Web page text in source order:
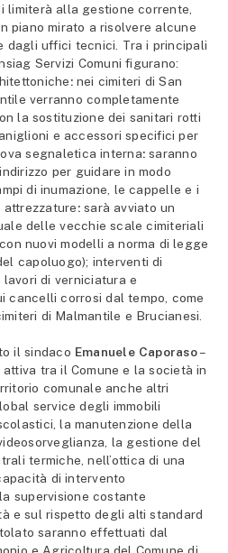
limiterà alla gestione corrente,
piano mirato a risolvere alcune
dagli uffici tecnici. Tra i principali
Servizi Comuni figurano:
:nei cimiteri di San
verranno completamente
la sostituzione dei sanitari rotti
e accessori specifici per
segnaletica interna: saranno
per guidare in modo
di inumazione, le cappelle e i
attrezzature:sarà avviato un
delle vecchie scale cimiteriali
nuovi modelli a norma di legge
capoluogo); interventi di
di verniciatura e
cancelli corrosi dal tempo, come
di Malmantile e Brucianesi.
il sindaco Emanuele Caporaso–
tra il Comune e la società in
comunale anche altri
service degli immobili
la manutenzione della
la gestione del
termiche, nell’ottica di una
di intervento
supervisione costante
e sul rispetto degli alti standard
saranno effettuati dal